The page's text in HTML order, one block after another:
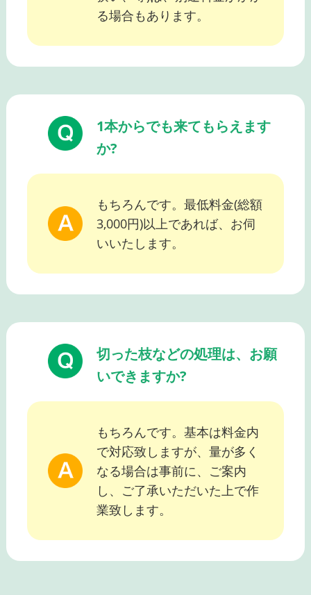
る場合もあります。
1本からでも来てもらえます
か?
もちろんです。最低料金(総額
3,000円)以上であれば、お伺
いいたします。
切った枝などの処理は、お願
いできますか?
もちろんです。基本は料金内
で対応致しますが、量が多く
なる場合は事前に、ご案内
し、ご了承いただいた上で作
業致します。